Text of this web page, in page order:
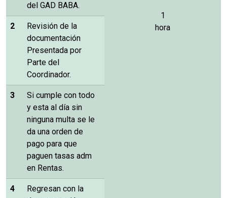
del GAD BABA.
1
hora
2
Revisión de la
documentación
Presentada por
Parte del
Coordinador.
3
Si cumple con todo
y esta al día sin
ninguna multa se le
da una orden de
pago para que
paguen tasas adm
en Rentas.
4
Regresan con la